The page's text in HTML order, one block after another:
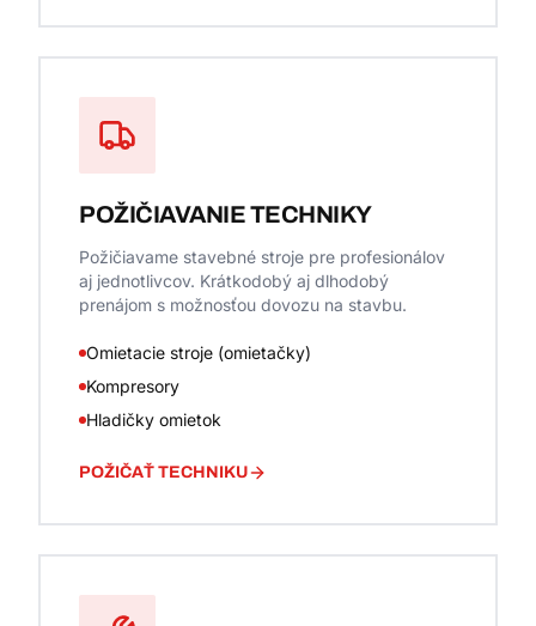
POŽIČIAVANIE TECHNIKY
Požičiavame stavebné stroje pre profesionálov
aj jednotlivcov. Krátkodobý aj dlhodobý
prenájom s možnosťou dovozu na stavbu.
Omietacie stroje (omietačky)
Kompresory
Hladičky omietok
POŽIČAŤ TECHNIKU